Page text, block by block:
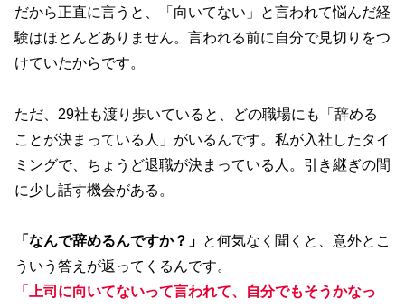
だから正直に言うと、「向いてない」と言われて悩んだ経
験はほとんどありません。言われる前に自分で見切りをつ
けていたからです。
ただ、29社も渡り歩いていると、どの職場にも「辞める
ことが決まっている人」がいるんです。私が入社したタイ
ミングで、ちょうど退職が決まっている人。引き継ぎの間
に少し話す機会がある。
「なんで辞めるんですか？」 と何気なく聞くと、意外とこ
ういう答えが返ってくるんです。
「上司に向いてないって言われて、自分でもそうかなっ